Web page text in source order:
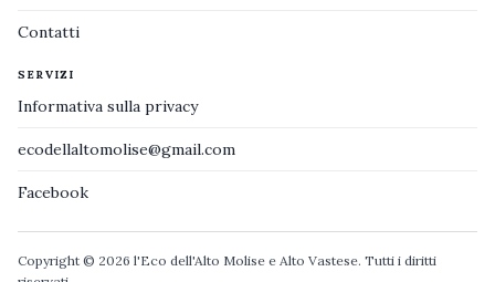
Contatti
SERVIZI
Informativa sulla privacy
ecodellaltomolise@gmail.com
Facebook
Copyright © 2026 l'Eco dell'Alto Molise e Alto Vastese. Tutti i diritti